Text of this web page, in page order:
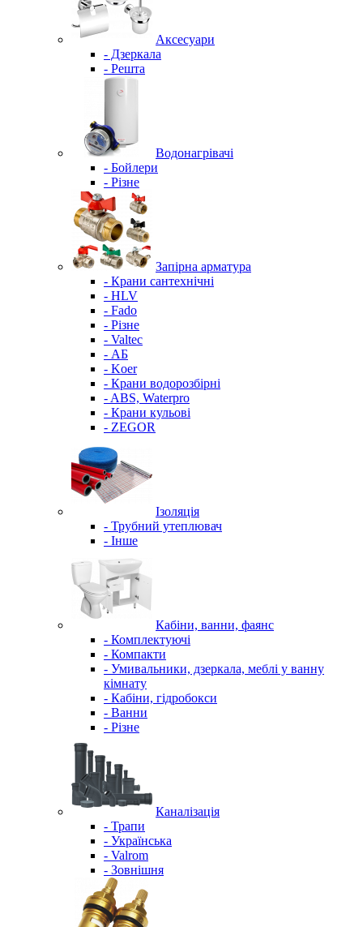
Аксесуари
- Дзеркала
- Решта
Водонагрівачі
- Бойлери
- Різне
Запірна арматура
- Крани сантехнічні
- HLV
- Fado
- Різне
- Valtec
- АБ
- Koer
- Крани водорозбірні
- ABS, Waterpro
- Крани кульові
- ZEGOR
Ізоляція
- Трубний утеплювач
- Інше
Кабіни, ванни, фаянс
- Комплектуючі
- Компакти
- Умивальники, дзеркала, меблі у ванну
кімнату
- Кабіни, гідробокси
- Ванни
- Різне
Каналізація
- Трапи
- Українська
- Valrom
- Зовнішня